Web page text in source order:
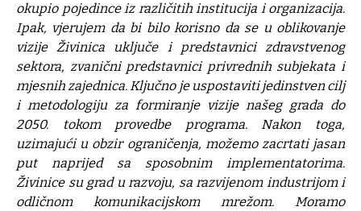
okupio pojedince iz različitih institucija i organizacija.
Ipak, vjerujem da bi bilo korisno da se u oblikovanje
vizije Živinica uključe i predstavnici zdravstvenog
sektora, zvanični predstavnici privrednih subjekata i
mjesnih zajednica. Ključno je uspostaviti jedinstven cilj
i metodologiju za formiranje vizije našeg grada do
2050. tokom provedbe programa. Nakon toga,
uzimajući u obzir ograničenja, možemo zacrtati jasan
put naprijed sa sposobnim implementatorima.
Živinice su grad u razvoju, sa razvijenom industrijom i
odličnom komunikacijskom mrežom. Moramo